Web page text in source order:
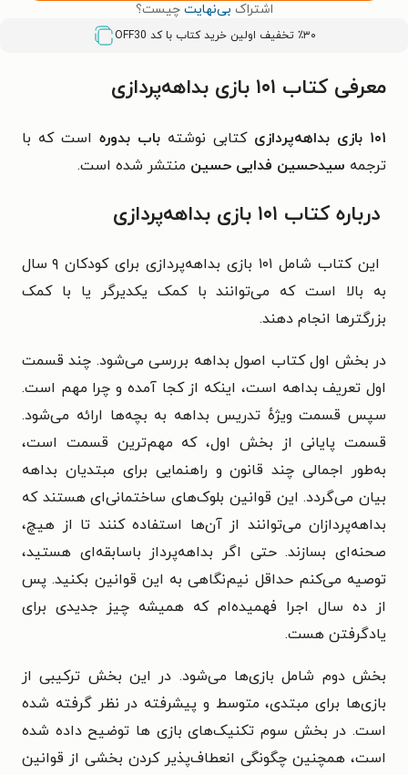
اشتراک بی‌نهایت چیست؟
٪۳۰ تخفیف اولین خرید کتاب با کد OFF30
معرفی کتاب ۱۰۱ بازی بداهه‌پردازی
۱۰۱ بازی بداهه‌پردازی کتابی نوشته باب بدوره است که با
ترجمه سیدحسین فدایی حسین منتشر شده است.
درباره کتاب ۱۰۱ بازی بداهه‌پردازی
این کتاب شامل ۱۰۱ بازی بداهه‌پردازی برای کودکان ۹ سال
به بالا است که می‌توانند با کمک یکدیرگر یا با کمک
بزرگترها انجام دهند.
در بخش اول کتاب اصول بداهه بررسی می‌شود. چند قسمت
اول تعریف بداهه است، اینکه از کجا آمده و چرا مهم است.
سپس قسمت ویژهٔ تدریس بداهه به بچه‌ها ارائه می‌شود.
قسمت پایانی از بخش اول، که مهم‌ترین قسمت است،
به‌طور اجمالی چند قانون و راهنمایی برای مبتدیان بداهه
بیان می‌گردد. این قوانین بلوک‌های ساختمانی‌ای هستند که
بداهه‌پردازان می‌توانند از آن‌ها استفاده کنند تا از هیچ،
صحنه‌ای بسازند. حتی اگر بداهه‌پرداز باسابقه‌ای هستید،
توصیه می‌کنم حداقل نیم‌نگاهی به این قوانین بکنید. پس
از ده سال اجرا فهمیده‌ام که همیشه چیز جدیدی برای
یادگرفتن هست.
بخش دوم شامل بازی‌ها می‌شود. در این بخش ترکیبی از
بازی‌ها برای مبتدی، متوسط و پیشرفته در نظر گرفته شده
است. در بخش سوم تکنیک‌های بازی ها توضیح داده شده
است، همچنین چگونگی انعطاف‌پذیر کردن بخشی از قوانین